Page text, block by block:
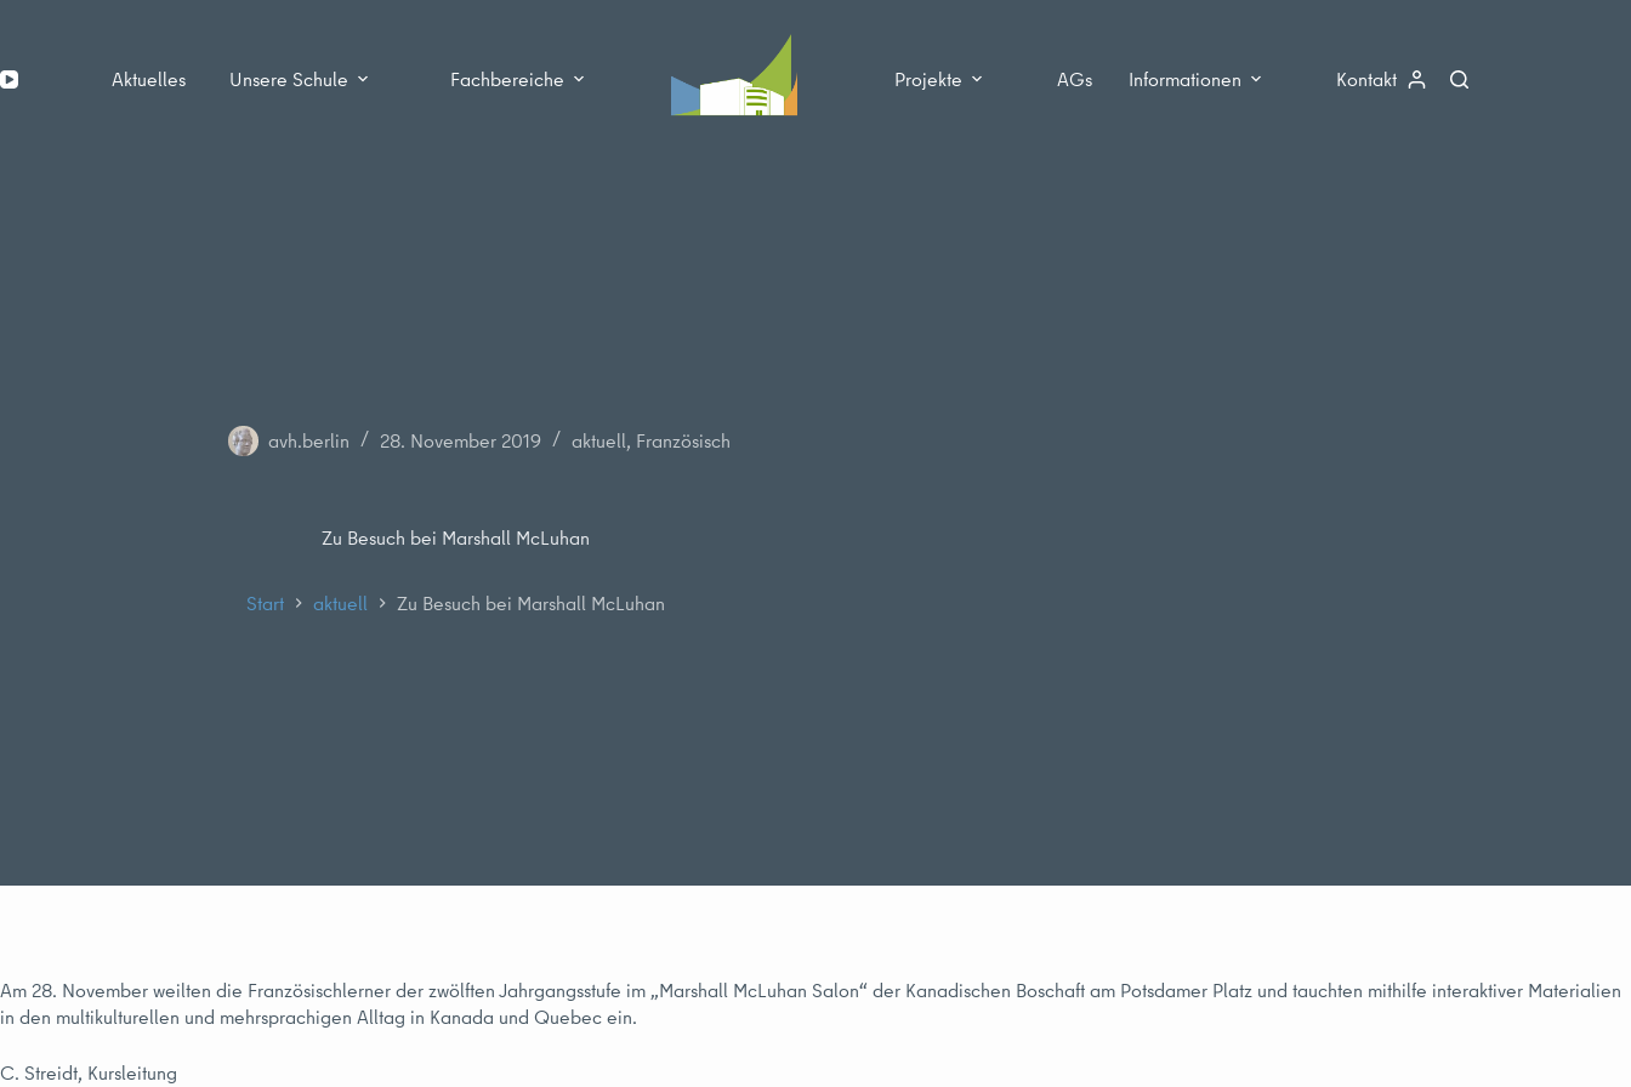
springen
Aktuelles Unsere Schule Fachbereiche Projekte AGs Informationen Kontakt
avh.berlin 28. November 2019 aktuell, Französisch
Zu Besuch bei Marshall McLuhan
Start aktuell Zu Besuch bei Marshall McLuhan
Am 28. November weilten die Französischlerner der zwölften Jahrgangsstufe im „Marshall McLuhan Salon“ der Kanadischen Boschaft am Potsdamer Platz und tauchten mithilfe interaktiver Materialien
in den multikulturellen und mehrsprachigen Alltag in Kanada und Quebec ein.
C. Streidt, Kursleitung